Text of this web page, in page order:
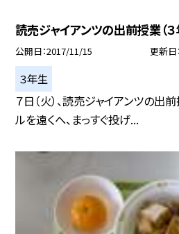
読売ジャイアンツの出前授業（３
公開日 2017/11/15 更新日
３年生
７日（火）、読売ジャイアンツの出
ルを遠くへ、まっすぐ投げ...